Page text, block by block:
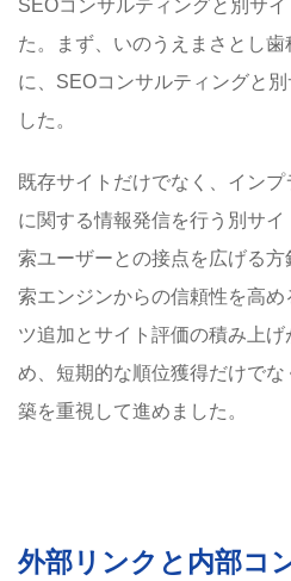
SEOコンサルティングと別サ
た。まず、いのうえまさとし
に、SEOコンサルティングと
した。
既存サイトだけでなく、イン
に関する情報発信を行う別サ
索ユーザーとの接点を広げる
索エンジンからの信頼性を高
ツ追加とサイト評価の積み上
め、短期的な順位獲得だけで
築を重視して進めました。
外部リンクと内部コ